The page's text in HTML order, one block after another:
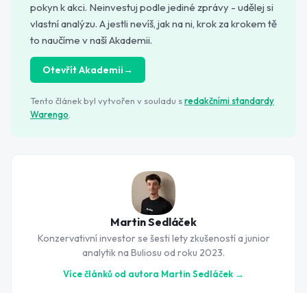
pokyn k akci. Neinvestuj podle jediné zprávy - udělej si
vlastní analýzu. A jestli nevíš, jak na ni, krok za krokem tě
to naučíme v naší Akademii.
Otevřít Akademii→
Tento článek byl vytvořen v souladu sredakčními standardy
Warengo
Martin Sedláček
Konzervativní investor se šesti lety zkušeností a junior
analytik na Buliosu od roku 2023.
Více článků od autora Martin Sedláček →